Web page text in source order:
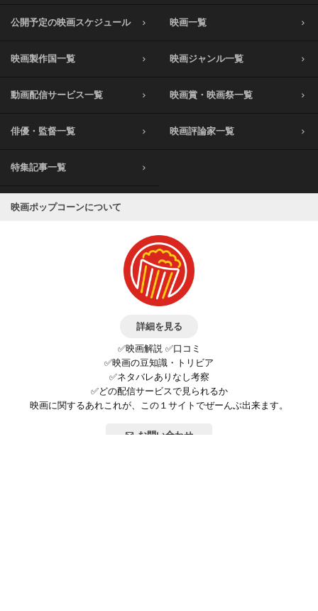
公開予定の映画スケジュール 映画一覧
映画製作国一覧 映画ジャンル一覧
動画配信サービス一覧 映画賞・映画祭一覧
俳優・監督一覧 映画評論家一覧
特集記事一覧
映画ポップコーンについて
詳細を見る
✅映画解説 ✅口コミ
✅映画の豆知識・トリビア
✅ネタバレありなし考察
✅どの配信サービスで見られるか
映画に関するあれこれが、この１サイトでぜーんぶ出来ます。
お問い合わせ